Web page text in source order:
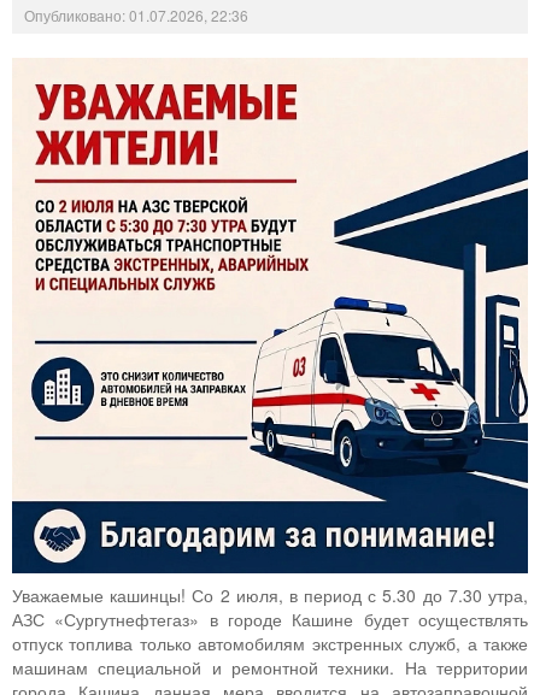
Опубликовано: 01.07.2026, 22:36
Уважаемые кашинцы! Со 2 июля, в период с 5.30 до 7.30 утра,
АЗС «Сургутнефтегаз» в городе Кашине будет осуществлять
отпуск топлива только автомобилям экстренных служб, а также
машинам специальной и ремонтной техники. На территории